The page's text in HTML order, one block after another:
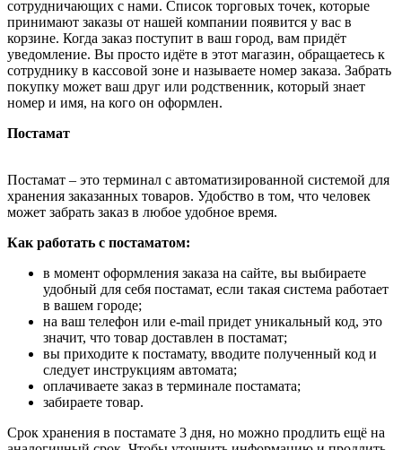
сотрудничающих с нами. Список торговых точек, которые
принимают заказы от нашей компании появится у вас в
корзине. Когда заказ поступит в ваш город, вам придёт
уведомление. Вы просто идёте в этот магазин, обращаетесь к
сотруднику в кассовой зоне и называете номер заказа. Забрать
покупку может ваш друг или родственник, который знает
номер и имя, на кого он оформлен.
Постамат
Постамат – это терминал с автоматизированной системой для
хранения заказанных товаров. Удобство в том, что человек
может забрать заказ в любое удобное время.
Как работать с постаматом:
в момент оформления заказа на сайте, вы выбираете
удобный для себя постамат, если такая система работает
в вашем городе;
на ваш телефон или e-mail придет уникальный код, это
значит, что товар доставлен в постамат;
вы приходите к постамату, вводите полученный код и
следует инструкциям автомата;
оплачиваете заказ в терминале постамата;
забираете товар.
Срок хранения в постамате 3 дня, но можно продлить ещё на